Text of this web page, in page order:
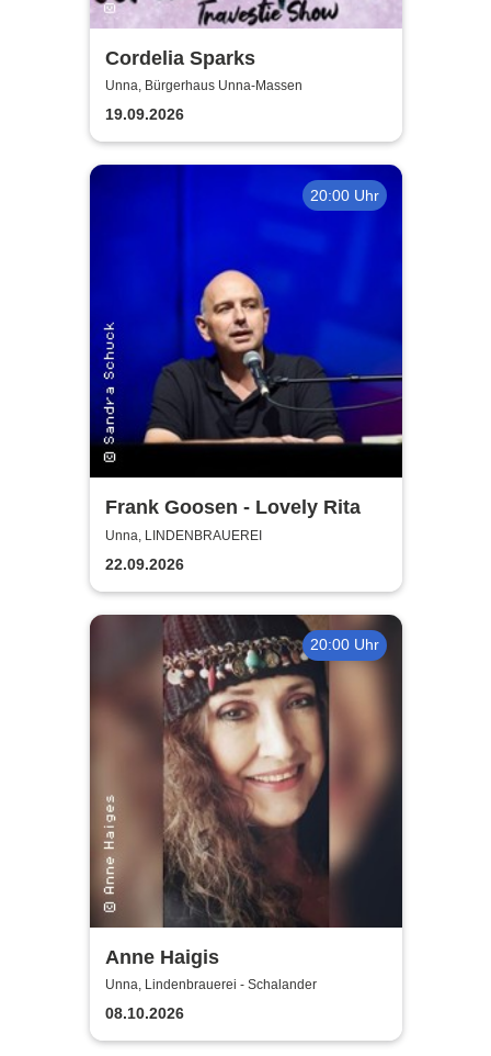
Cordelia Sparks
Unna, Bürgerhaus Unna-Massen
19.09.2026
20:00 Uhr
Frank Goosen - Lovely Rita
Unna, LINDENBRAUEREI
22.09.2026
20:00 Uhr
Anne Haigis
Unna, Lindenbrauerei - Schalander
08.10.2026